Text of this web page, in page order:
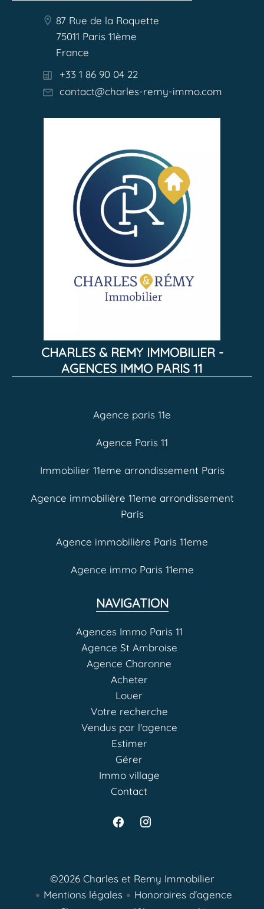
87 Rue de la Roquette
75011 Paris 11ème
France
+33 1 86 90 04 22
contact@charles-remy-immo.com
CHARLES & REMY IMMOBILIER -
AGENCES IMMO PARIS 11
Agence paris 11e
Agence Paris 11
Immobilier 11eme arrondissement Paris
Agence immobilière 11eme arrondissement
Paris
Agence immobilière Paris 11eme
Agence immo Paris 11eme
NAVIGATION
Agences Immo Paris 11
Agence St Ambroise
Agence Charonne
Acheter
Louer
Votre recherche
Vendus par l'agence
Estimer
Gérer
Immo village
Contact
©2026 Charles et Remy Immobilier
Mentions légales
Honoraires d'agence